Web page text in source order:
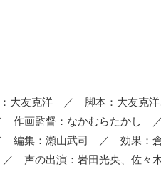
大友克洋 ／ 脚本：大友克
画監督：なかむらたかし
集：瀬山武司 ／ 効果：
の出演：岩田光央、佐々木